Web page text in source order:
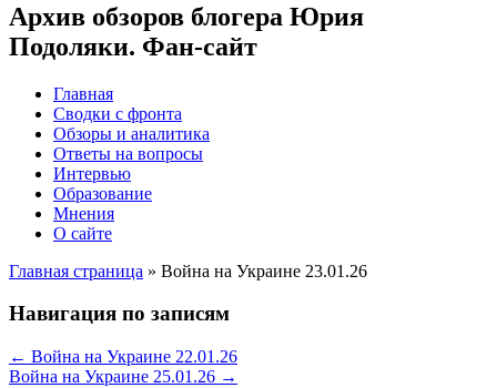
Архив обзоров блогера Юрия
Подоляки. Фан-сайт
Главная
Сводки с фронта
Обзоры и аналитика
Ответы на вопросы
Интервью
Образование
Мнения
О сайте
Главная страница » Война на Украине 23.01.26
Навигация по записям
← Война на Украине 22.01.26
Война на Украине 25.01.26 →